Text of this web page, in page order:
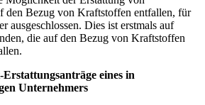
den Bezug von Kraftstoffen entfallen, für
ausgeschlossen. Dies ist erstmals auf
die auf den Bezug von Kraftstoffen
eines in
Unternehmers